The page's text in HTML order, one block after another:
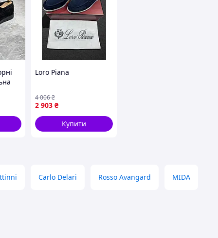
1
Loro Piana
2 903 ₴
4 006₴
Купити
Carlo Delari Rosso Avangard MIDA